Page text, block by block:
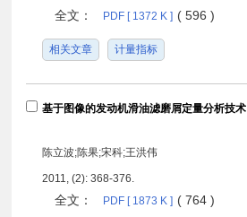
全文： PDF [ 1372 K ] ( 596 )
相关文章 计量指标
基于图像的发动机滑油滤磨屑定量分析技术
陈立波;陈果;宋科;王洪伟
2011, (2): 368-376.
全文： PDF [ 1873 K ] ( 764 )